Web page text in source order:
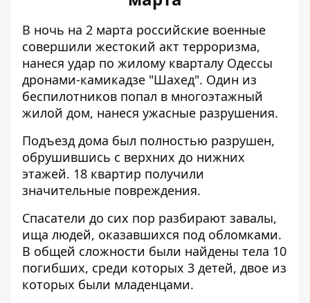
В ночь на 2 марта российские военные
совершили жестокий акт терроризма,
нанеся удар по жилому кварталу Одессы
дронами-камикадзе "Шахед". Один из
беспилотников попал в многоэтажный
жилой дом, нанеся ужасные разрушения.
Подъезд дома был полностью разрушен,
обрушившись с верхних до нижних
этажей. 18 квартир получили
значительные повреждения.
Спасатели до сих пор разбирают завалы,
ища людей, оказавшихся под обломками.
В общей сложности были найдены тела 10
погибших, среди которых 3 детей, двое из
которых были младенцами.